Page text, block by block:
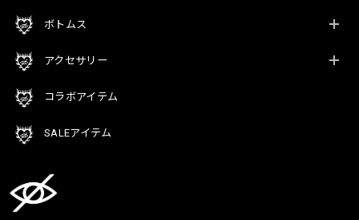
ボトムス
アクセサリー
コラボアイテム
SALEアイテム